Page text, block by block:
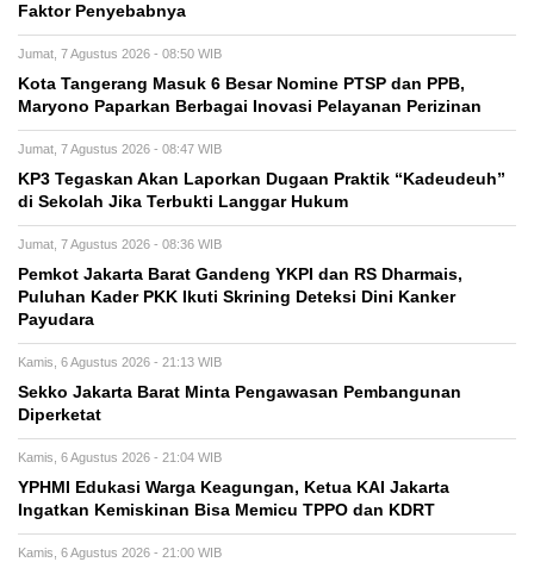
Faktor Penyebabnya
Jumat, 7 Agustus 2026 - 08:50 WIB
Kota Tangerang Masuk 6 Besar Nomine PTSP dan PPB,
Maryono Paparkan Berbagai Inovasi Pelayanan Perizinan
Jumat, 7 Agustus 2026 - 08:47 WIB
KP3 Tegaskan Akan Laporkan Dugaan Praktik “Kadeudeuh”
di Sekolah Jika Terbukti Langgar Hukum
Jumat, 7 Agustus 2026 - 08:36 WIB
Pemkot Jakarta Barat Gandeng YKPI dan RS Dharmais,
Puluhan Kader PKK Ikuti Skrining Deteksi Dini Kanker
Payudara
Kamis, 6 Agustus 2026 - 21:13 WIB
Sekko Jakarta Barat Minta Pengawasan Pembangunan
Diperketat
Kamis, 6 Agustus 2026 - 21:04 WIB
YPHMI Edukasi Warga Keagungan, Ketua KAI Jakarta
Ingatkan Kemiskinan Bisa Memicu TPPO dan KDRT
Kamis, 6 Agustus 2026 - 21:00 WIB